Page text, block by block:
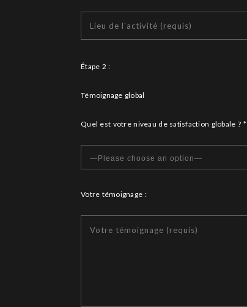
Étape 2 :
Témoignage global
Quel est votre niveau de satisfaction globale ? *
Votre témoignage :